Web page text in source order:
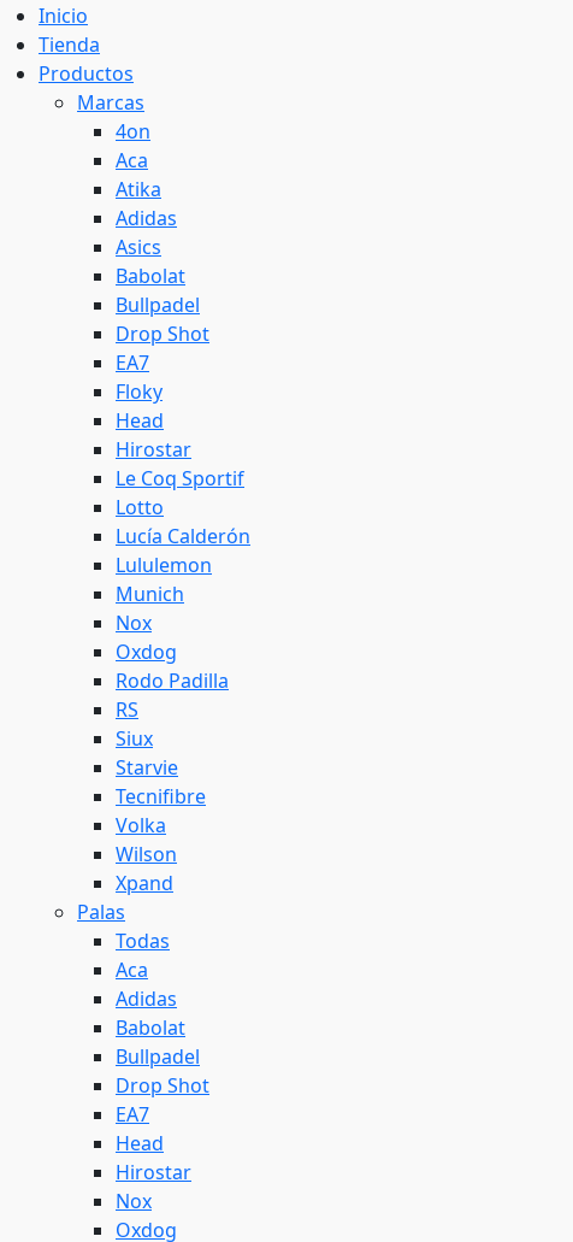
Inicio
Tienda
Productos
Marcas
4on
Aca
Atika
Adidas
Asics
Babolat
Bullpadel
Drop Shot
EA7
Floky
Head
Hirostar
Le Coq Sportif
Lotto
Lucía Calderón
Lululemon
Munich
Nox
Oxdog
Rodo Padilla
RS
Siux
Starvie
Tecnifibre
Volka
Wilson
Xpand
Palas
Todas
Aca
Adidas
Babolat
Bullpadel
Drop Shot
EA7
Head
Hirostar
Nox
Oxdog